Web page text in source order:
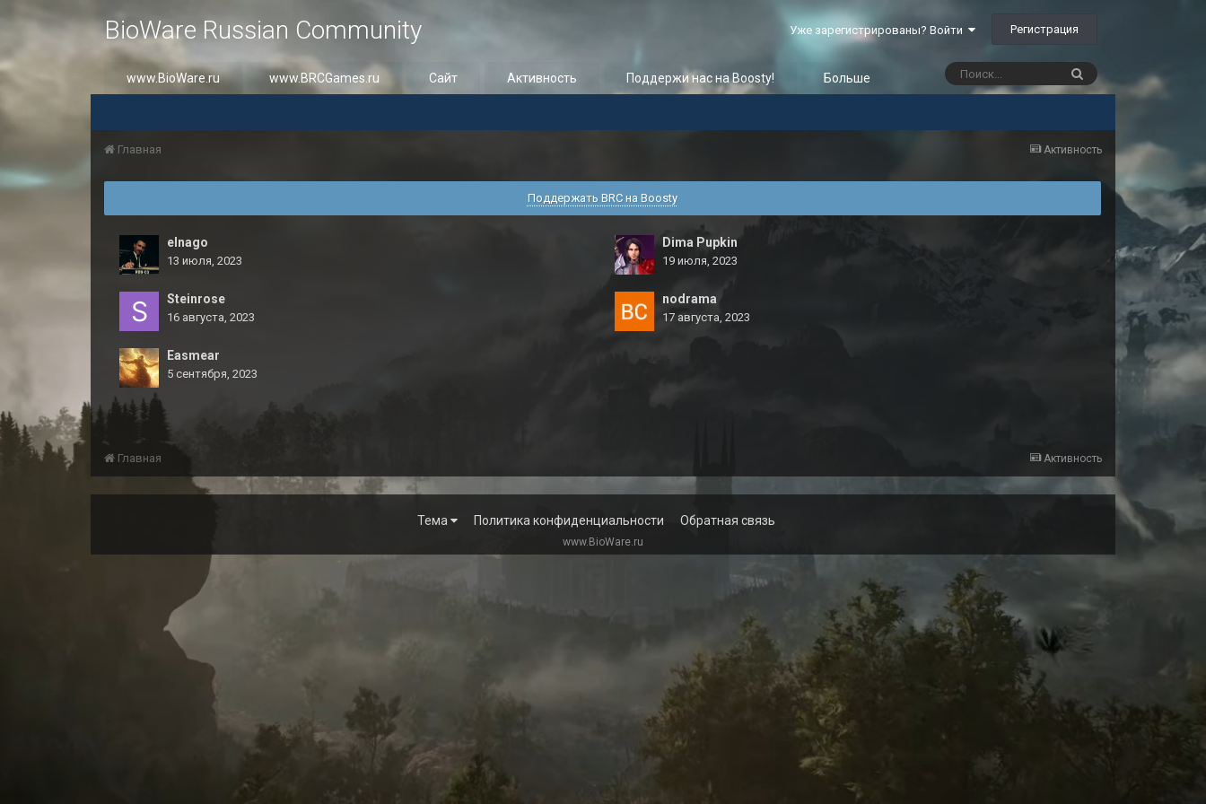
BioWare Russian Community Уже зарегистрированы? Войти Регистрация
www.BioWare.ru www.BRCGames.ru Сайт Активность Поддержи нас на Boosty! Больше
Активность
Главная
Поддержать BRC на Boosty
elnago
13 июля, 2023
Dima Pupkin
19 июля, 2023
Steinrose
16 августа, 2023
nodrama
17 августа, 2023
Easmear
5 сентября, 2023
Активность
Главная
Тема Политика конфиденциальности Обратная связь
www.BioWare.ru